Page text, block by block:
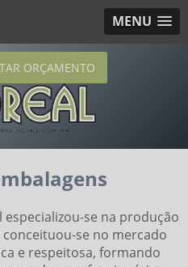
MENU
ORÇAMENTO
especializou-se na produção
se no mercado
e respeitosa, formando